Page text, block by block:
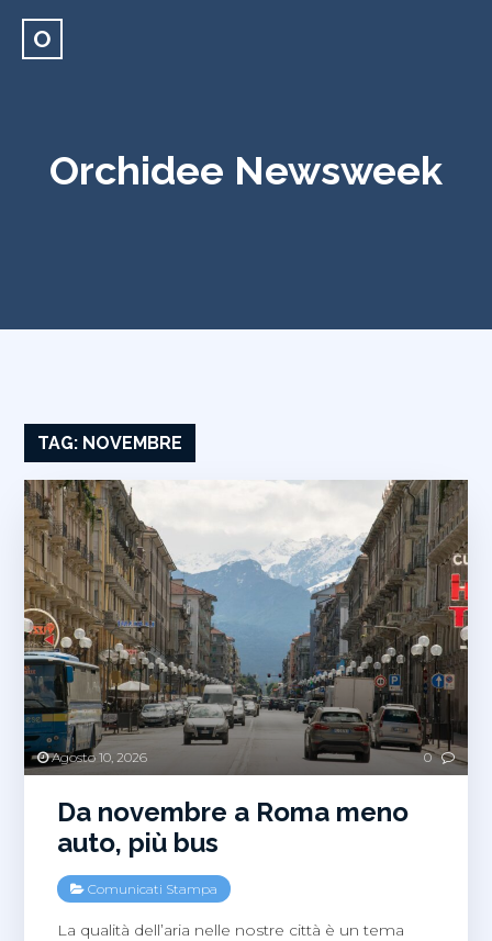
O
Orchidee Newsweek
TAG: NOVEMBRE
Agosto 10, 2026 0
Da novembre a Roma meno
auto, più bus
Comunicati Stampa
La qualità dell’aria nelle nostre città è un tema